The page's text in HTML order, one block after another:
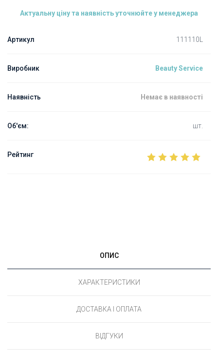
Актуальну ціну та наявність уточнюйте у менеджера
Артикул 111110L
Виробник Beauty Service
Наявність Немає в наявності
Об'єм: шт.
Рейтинг
ОПИС
ХАРАКТЕРИСТИКИ
ДОСТАВКА І ОПЛАТА
ВІДГУКИ